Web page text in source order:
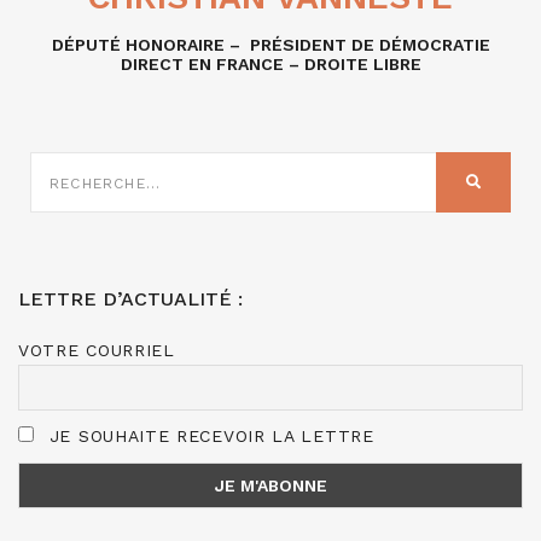
DÉPUTÉ HONORAIRE – PRÉSIDENT DE DÉMOCRATIE
DIRECT EN FRANCE – DROITE LIBRE
SUR
LETTRE D’ACTUALITÉ :
VOTRE COURRIEL
JE SOUHAITE RECEVOIR LA LETTRE